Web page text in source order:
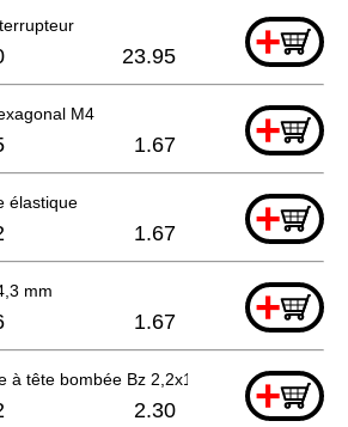
+
23.95
M4 +
1.67
élastique +
1.67
mm +
1.67
à tête bombée Bz 2,2x13 +
2.30